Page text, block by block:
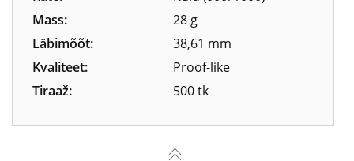
Mass:
28 g
Läbimõõt:
38,61 mm
Kvaliteet:
Proof-like
Tiraaž:
500 tk